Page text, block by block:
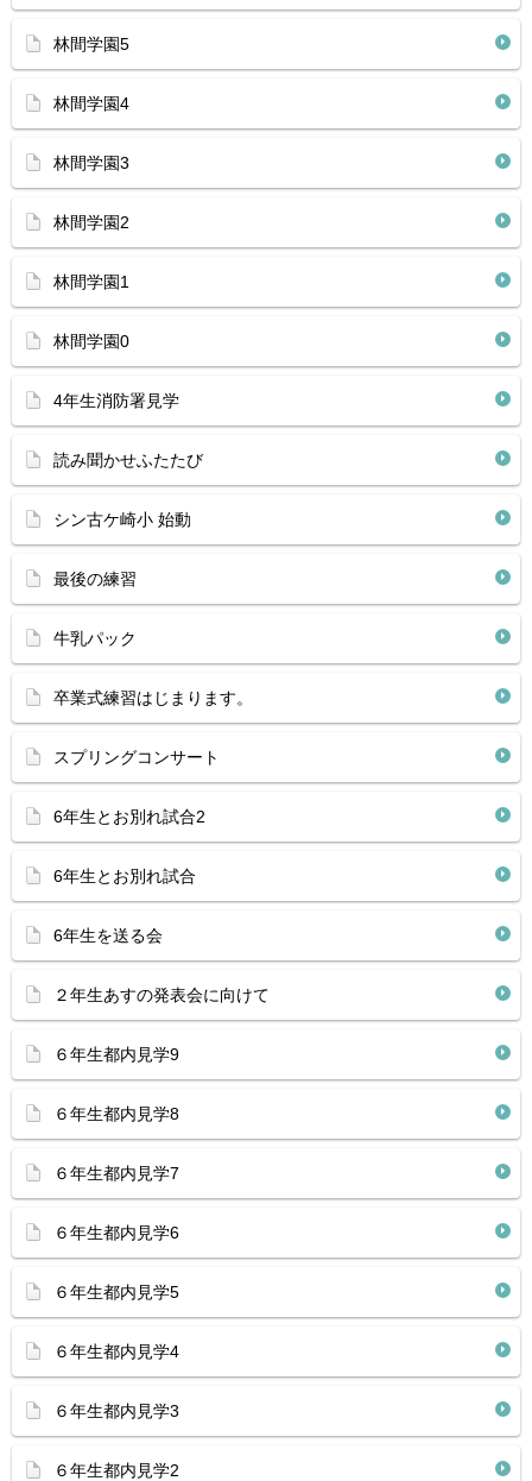
林間学園5
林間学園4
林間学園3
林間学園2
林間学園1
林間学園0
4年生消防署見学
読み聞かせふたたび
シン古ケ崎小 始動
最後の練習
牛乳パック
卒業式練習はじまります。
スプリングコンサート
6年生とお別れ試合2
6年生とお別れ試合
6年生を送る会
２年生あすの発表会に向けて
６年生都内見学9
６年生都内見学8
６年生都内見学7
６年生都内見学6
６年生都内見学5
６年生都内見学4
６年生都内見学3
６年生都内見学2